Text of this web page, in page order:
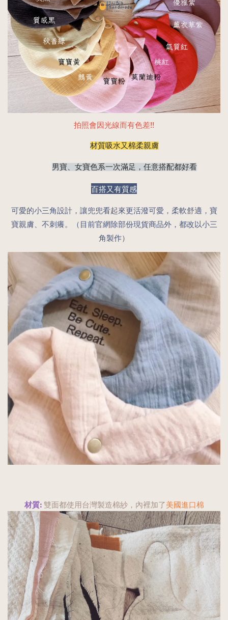
拍照會因光線而有色差!!
材質吸水又棉柔親膚
男寶、女寶色系一次滿足，任意搭配都好看
百搭又有質感
可愛的小三角設計，讓兜兜看起來更活潑可愛，柔軟舒適，寶
寶親膚、不刺癢。（目前官網除部份現貨商品外，都改以小三
角製作）
材質: 雙面都使用台灣製造棉紗，內裡加了美國進口棉